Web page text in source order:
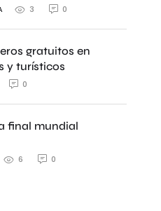
3 0
gratuitos en
y turísticos
0
final mundial
6 0